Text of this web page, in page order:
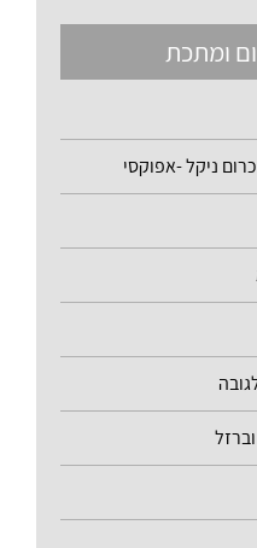
ומתכת
ניקל -אפוקסי